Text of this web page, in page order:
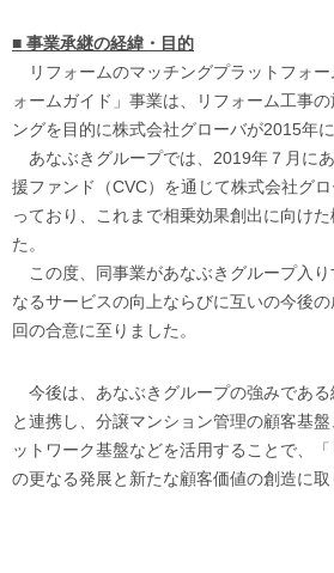
■ 事業承継の経緯・目的
リフォームのマッチングプラットフォー
ォームガイド」事業は、リフォーム工事
ングを目的に株式会社グローバが2015年
あなぶきグループでは、2019年７月に
援ファンド（CVC）を通じて株式会社グ
っており、これまで相乗効果創出に向け
た。
この度、同事業があなぶきグループ入
なるサービスの向上ならびに互いの今後
回の合意に至りました。
今後は、あなぶきグループの強みであ
と連携し、分譲マンション管理の顧客基
ットワーク基盤などを活用することで、
の更なる発展と新たな顧客価値の創造に取